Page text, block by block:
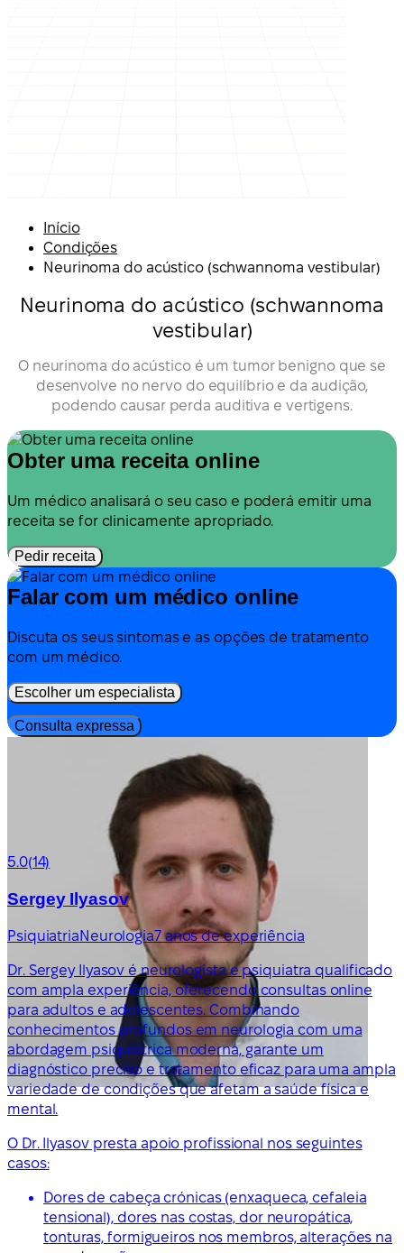
Início
Condições
Neurinoma do acústico (schwannoma vestibular)
Neurinoma do acústico (schwannoma
vestibular)
O neurinoma do acústico é um tumor benigno que se
desenvolve no nervo do equilíbrio e da audição,
podendo causar perda auditiva e vertigens.
Obter uma receita online
Um médico analisará o seu caso e poderá emitir uma
receita se for clinicamente apropriado.
Pedir receita
Falar com um médico online
Discuta os seus sintomas e as opções de tratamento
com um médico.
Escolher um especialista
Consulta expressa
5.0(14)
Sergey Ilyasov
PsiquiatriaNeurologia7 anos de experiência
Dr. Sergey Ilyasov é neurologista e psiquiatra qualificado
com ampla experiência, oferecendo consultas online
para adultos e adolescentes. Combinando
conhecimentos profundos em neurologia com uma
abordagem psiquiátrica moderna, garante um
diagnóstico preciso e tratamento eficaz para uma ampla
variedade de condições que afetam a saúde física e
mental.
O Dr. Ilyasov presta apoio profissional nos seguintes
casos:
Dores de cabeça crónicas (enxaqueca, cefaleia
tensional), dores nas costas, dor neuropática,
tonturas, formigueiros nos membros, alterações na